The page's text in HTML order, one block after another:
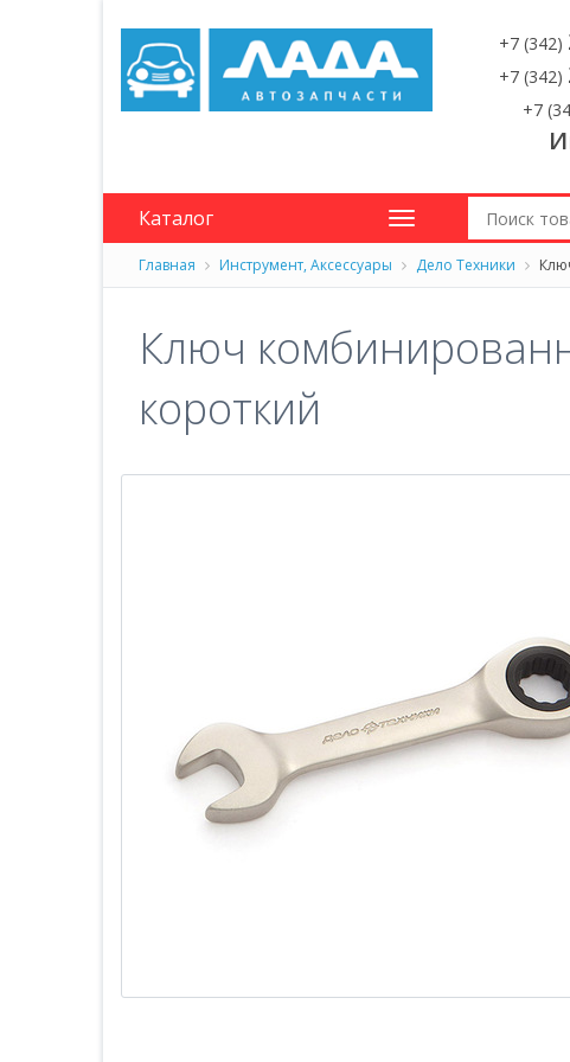
+7 (342)
+7 (342)
+7
Каталог
Главная Инструмент, Аксессуары Дело Техники
Ключ
короткий